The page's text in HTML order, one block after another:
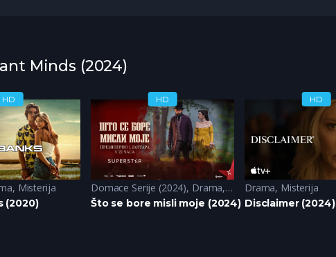
Minds (2024)
HD
, Misterija
(2020)
HD
Domace Serije (2024), Drama, Historija,Romantika
Što se bore misli moje (2024)
HD
Drama, Misterija
Disclaimer (2024)